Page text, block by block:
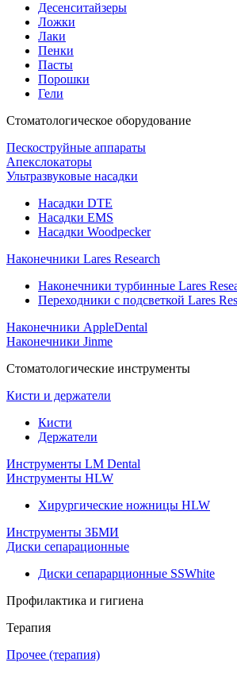
Десенситайзеры
Ложки
Лаки
Пенки
Пасты
Порошки
Гели
Стоматологическое оборудование
Пескоструйные аппараты
Апекслокаторы
Ультразвуковые насадки
Насадки DTE
Насадки EMS
Насадки Woodpecker
Наконечники Lares Research
Наконечники турбинные Lares
Переходники с подсветкой Lares
Наконечники AppleDental
Наконечники Jinme
Стоматологические инструменты
Кисти и держатели
Кисти
Держатели
Инструменты LM Dental
Инструменты HLW
Хирургические ножницы HLW
Инструменты ЗБМИ
Диски сепарационные
Диски сепарарционные SSWhite
Профилактика и гигиена
Терапия
Прочее (терапия)